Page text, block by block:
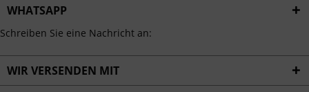
WHATSAPP
Schreiben Sie eine Nachricht an:
WIR VERSENDEN MIT